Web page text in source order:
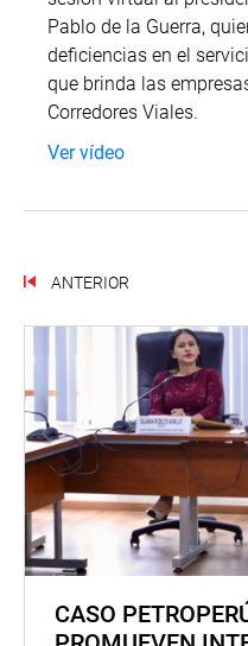
Pablo de la Guerra,
deficiencias en el
que brinda las
Corredores Viales.
Ver vídeo
ANTERIOR
CASO